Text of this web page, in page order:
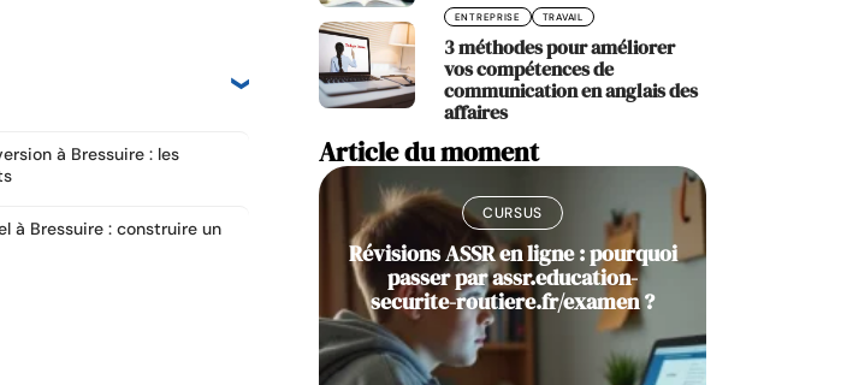
à Bressuire : les
à Bressuire : construire un
ENTREPRISE TRAVAIL
3 méthodes pour améliorer
vos compétences de
communication en anglais des
affaires
Article du moment
CURSUS
Révisions ASSR en ligne : pourquoi
passer par assr.education-
securite-routiere.fr/examen ?